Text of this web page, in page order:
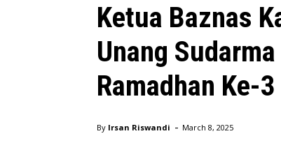
Ketua Baznas
Unang
Ramadhan Ke-
By Irsan Riswandi - March 8, 2025